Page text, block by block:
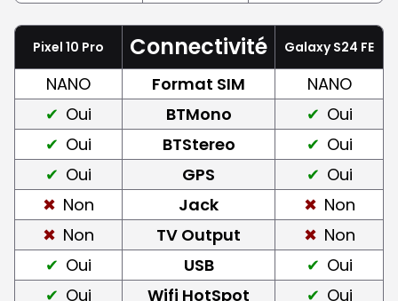
Pixel 10 Pro Connectivité Galaxy S24 FE
NANO Format SIM
NANO
Oui
BTMono
Oui
Oui
BTStereo
Oui
Oui
GPS
Oui
Non
Jack
Non
Non
TV Output
Non
Oui
USB
Oui
Oui
Wifi HotSpot Oui